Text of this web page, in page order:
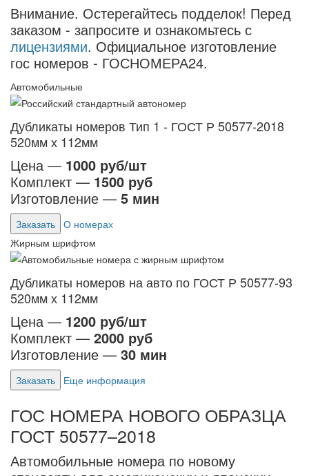
Внимание. Остерегайтесь подделок! Перед
заказом - запросите и ознакомьтесь с
лицензиями. Официальное изготовление
гос номеров - ГОСНОМЕРА24.
Автомобильные
Дубликаты номеров Тип 1 - ГОСТ Р 50577-2018
520мм х 112мм
Цена — 1000 руб/шт
Комплект — 1500 руб
Изготовление — 5 мин
Заказать О номерах
Жирным шрифтом
Дубликаты номеров на авто по ГОСТ Р 50577-93
520мм х 112мм
Цена — 1200 руб/шт
Комплект — 2000 руб
Изготовление — 30 мин
Заказать Еще информация
ГОС НОМЕРА НОВОГО ОБРАЗЦА
ГОСТ 50577–2018
Автомобильные номера по новому